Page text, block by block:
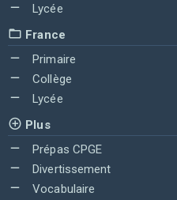
Lycée
France
Primaire
Collège
Lycée
Plus
Prépas CPGE
Divertissement
Vocabulaire